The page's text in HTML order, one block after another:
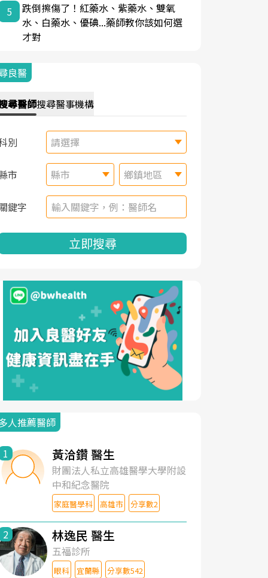
5
跌倒擦傷了！紅藥水、紫藥水、雙氧
水、白藥水、優碘...藥師教你該如何選
才對
良醫
尋醫師搜尋醫事機構
別 請選擇
市 縣市 鄉鎮地區
鍵字
立即搜尋
人推薦醫師
1 黃洽鑽 醫生
財團法人私立高雄醫學大學附設
中和紀念醫院
家庭醫學科 高雄市 分享數2
2 林逸民 醫生
五福診所
眼科 宜蘭縣 分享數542